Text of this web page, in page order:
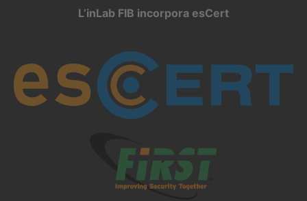
L’inLab FIB incorpora esCert